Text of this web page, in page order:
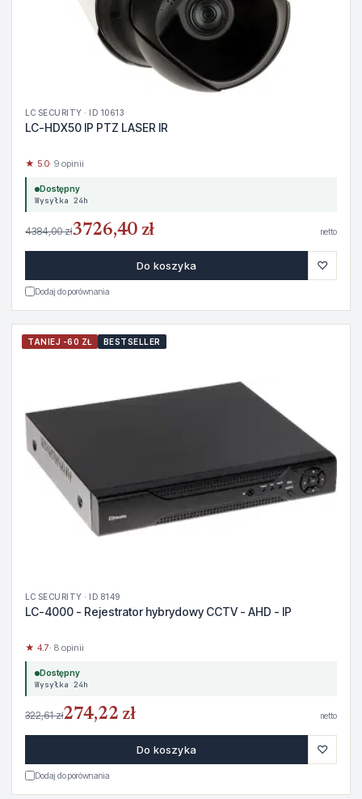
LC SECURITY · ID 10613
LC-HDX50 IP PTZ LASER IR
★ 5.0· 9 opinii
Dostępny
Wysyłka 24h
4384,00 zł3726,40 zł netto
Do koszyka ♡
Dodaj do porównania
TANIEJ -60 ZŁ BESTSELLER
LC SECURITY · ID 8149
LC-4000 - Rejestrator hybrydowy CCTV - AHD - IP
★ 4.7· 8 opinii
Dostępny
Wysyłka 24h
322,61 zł274,22 zł netto
Do koszyka ♡
Dodaj do porównania